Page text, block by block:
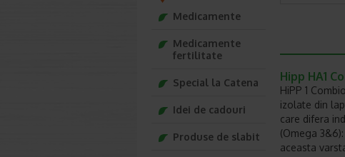
Hipp HA1
HiPP 1
izolate din
care difera
(Omega
aceasta
Medicamente
Medicamente
fertilitate
Special la Catena
Idei de cadouri
Produse de slabit